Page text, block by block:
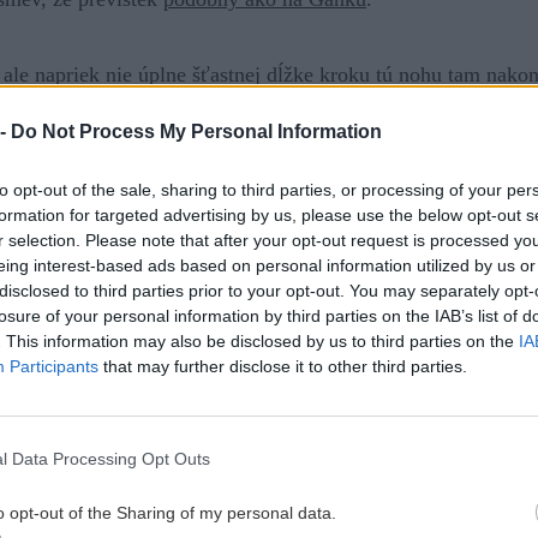
Do Not Process My Personal Information
opt-out of the sale, sharing to third parties, or processing of your
for targeted advertising by us, please use the below opt-out
selection. Please note that after your opt-out request is processed
interest-based ads based on personal information utilized by us
to third parties prior to your opt-out. You may separately
of your personal information by third parties on the IAB’s list of
This information may also be disclosed by us to third parties on the
Participants that may further disclose it to other third parties.
Data Processing Opt Outs
opt-out of the Sharing of my personal data.
napriek nie úplne šťastnej dĺžke kroku tú nohu tam
Našťastie štandy sú väčšinou na pekných trávnatých
hrôzou zistiť, že máš v lezečke dieru. I keď to ťa vôbec
horolezec ťahať parťáka. Ten skúša, kadiaľ to pustí a
lanu následne založí istenie a tým pádom musíš do neho
krok doľava a cez hranu sa dostal na správnu stranu, tebe
túto neprekonateľnú minihranu.